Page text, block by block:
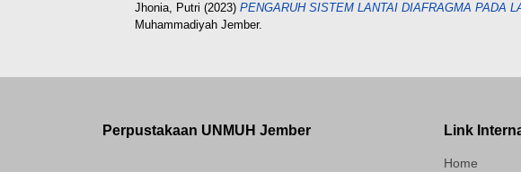
Jhonia, Putri (2023) PENGARUH SISTEM LANTAI DIAFRAGMA PADA
Muhammadiyah Jember.
Perpustakaan UNMUH Jember Link
Home